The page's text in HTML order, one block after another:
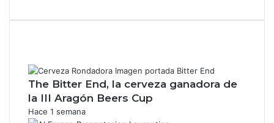
The Bitter End, la cerveza ganadora de
la III Aragón Beers Cup
Hace 1 semana